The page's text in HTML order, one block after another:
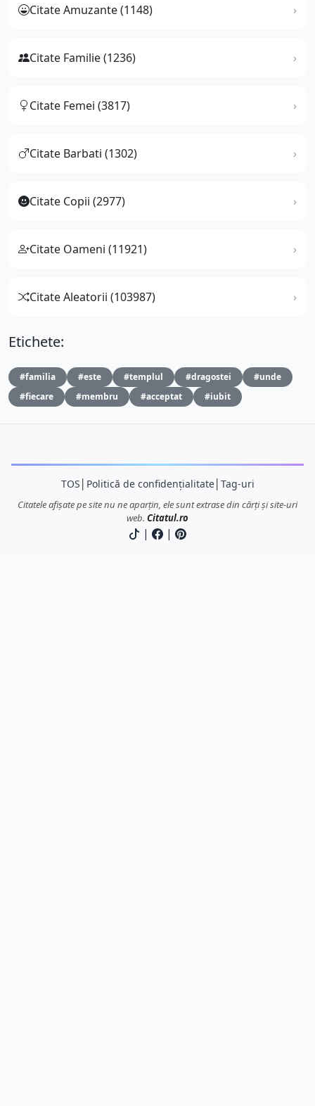
Citate Amuzante (1148)
Citate Familie (1236)
Citate Femei (3817)
Citate Barbati (1302)
Citate Copii (2977)
Citate Oameni (11921)
Citate Aleatorii (103987)
Etichete:
#familia #este #templul #dragostei
#unde
#fiecare
#membru #acceptat #iubit
TOS Politică de confidențialitate│ Tag-uri
Citatele afișate pe site nu ne aparțin, ele sunt extrase din cărți și site-uri
web. Citatul.ro
| |